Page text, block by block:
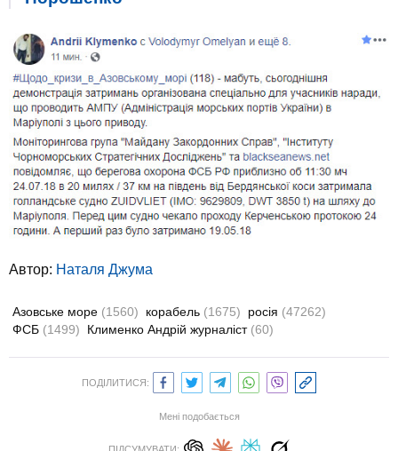
Автор: Наталя Джума
Азовське море (1560) корабель (1675) росія (47262)
ФСБ (1499) Клименко Андрій журналіст (60)
ПОДІЛИТИСЯ:
Мені подобається